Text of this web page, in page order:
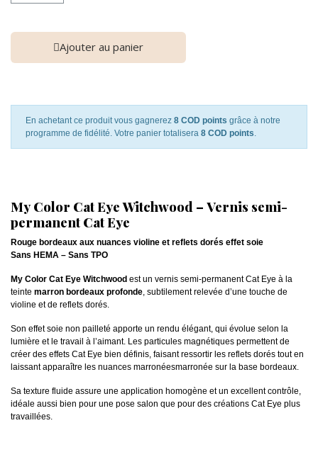
Ajouter au panier
En achetant ce produit vous gagnerez 8 COD points grâce à notre
programme de fidélité. Votre panier totalisera 8 COD points.
My Color Cat Eye Witchwood – Vernis semi-
permanent Cat Eye
Rouge bordeaux aux nuances violine et reflets dorés effet soie
Sans HEMA – Sans TPO
My Color Cat Eye Witchwood est un vernis semi-permanent Cat Eye à la
teinte marron bordeaux profonde, subtilement relevée d’une touche de
violine et de reflets dorés.
Son effet soie non pailleté apporte un rendu élégant, qui évolue selon la
lumière et le travail à l’aimant. Les particules magnétiques permettent de
créer des effets Cat Eye bien définis, faisant ressortir les reflets dorés tout en
laissant apparaître les nuances marronéesmarronée sur la base bordeaux.
Sa texture fluide assure une application homogène et un excellent contrôle,
idéale aussi bien pour une pose salon que pour des créations Cat Eye plus
travaillées.